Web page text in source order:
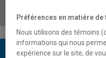
Description du cours
Préférences en matière de
Nous utilisons des témoins
informations qui nous
expérience sur le site, de